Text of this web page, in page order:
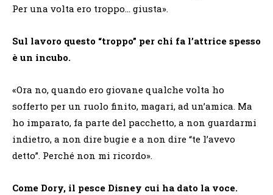
Per una volta ero troppo… giusta».
Sul lavoro questo “troppo” per chi fa l’attrice spesso
è un incubo.
«Ora no, quando ero giovane qualche volta ho
sofferto per un ruolo finito, magari, ad un’amica. Ma
ho imparato, fa parte del pacchetto, a non guardarmi
indietro, a non dire bugie e a non dire “te l’avevo
detto”. Perché non mi ricordo».
Come Dory, il pesce Disney cui ha dato la voce.